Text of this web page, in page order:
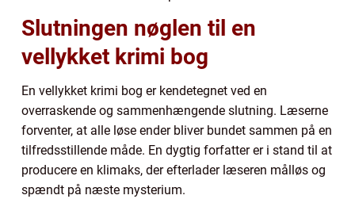
Slutningen nøglen til en
vellykket krimi bog
En vellykket krimi bog er kendetegnet ved en
overraskende og sammenhængende slutning. Læserne
forventer, at alle løse ender bliver bundet sammen på en
tilfredsstillende måde. En dygtig forfatter er i stand til at
producere en klimaks, der efterlader læseren målløs og
spændt på næste mysterium.